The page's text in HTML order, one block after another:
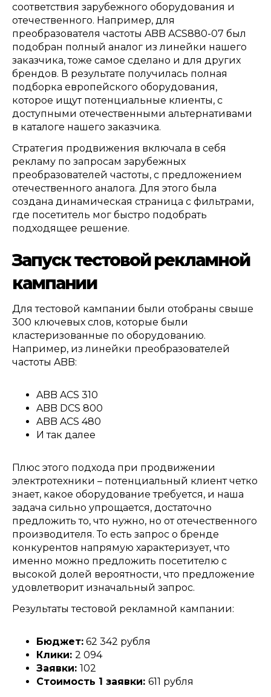
соответствия зарубежного оборудования и
отечественного. Например, для
преобразователя частоты ABB ACS880-07 был
подобран полный аналог из линейки нашего
заказчика,тоже самое сделано и для других
брендов. В результате получилась полная
подборка европейского оборудования,
которое ищут потенциальные клиенты, с
доступными отечественными альтернативами
в каталоге нашего заказчика.
Стратегия продвижения включала в себя
рекламу по запросам зарубежных
преобразователей частоты, с предложением
отечественного аналога. Для этого была
создана динамическая страница с фильтрами,
где посетитель мог быстро подобрать
подходящее решение.
Запуск тестовой рекламной
кампании
Для тестовой кампании были отобраны свыше
300 ключевых слов, которые были
кластеризованные по оборудованию.
Например, из линейки преобразователей
частоты ABB:
ABB ACS 310
ABB DCS 800
ABB ACS 480
И так далее
Плюс этого подхода при продвижении
электротехники – потенциальный клиент четко
знает, какое оборудование требуется, и наша
задача сильно упрощается, достаточно
предложить то, что нужно, но от отечественного
производителя.То есть запрос о бренде
конкурентов напрямую характеризует, что
именно можно предложить посетителю с
высокой долей вероятности, что предложение
удовлетворит изначальный запрос.
Результаты тестовой рекламной кампании:
Бюджет: 62 342 рубля
Клики: 2 094
Заявки: 102
Стоимость 1 заявки: 611 рубля